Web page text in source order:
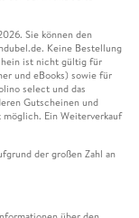
Sie können den
Keine Bestellung
ist nicht gültig für
und eBooks) sowie für
select und das
Gutscheinen und
möglich. Ein Weiterverkauf
der großen Zahl an